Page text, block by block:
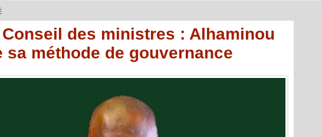
des ministres : Alhaminou
sa méthode de gouvernance